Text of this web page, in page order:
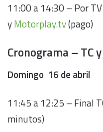
11:00 a 14:30 – Por
yMotorplay.tv(pago)
Cronograma – TC
Domingo 16 de abril
11:45 a 12:25 – Final
minutos)